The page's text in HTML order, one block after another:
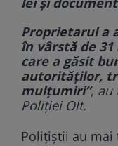
Proprietarul a
în vârstă de
care a găsit
autorităților,
mulțumiri”, au
Poliției Olt.
Polițiștii au mai